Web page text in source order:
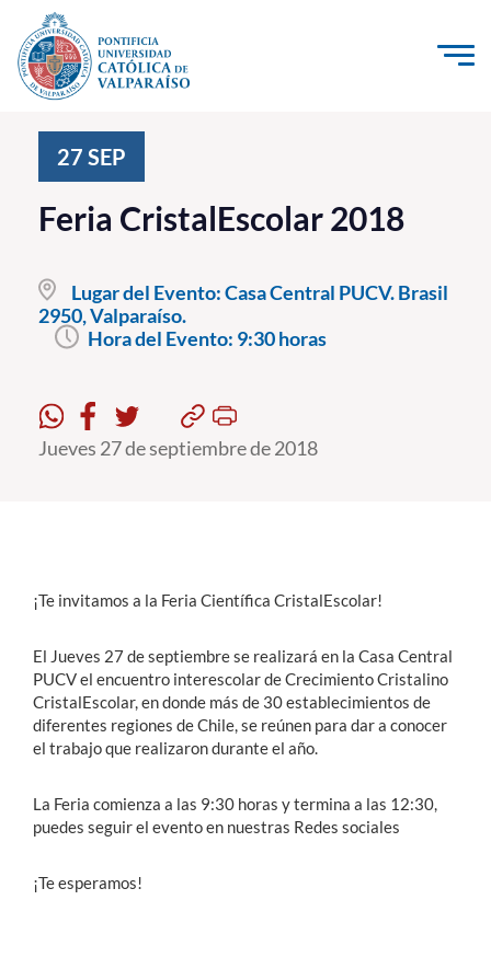
Click acá para ir directamente al contenido
Investigación, Creación e Innovación
PUCV Internacional
Admisión
Postgrado
Académicos
Alumni
English
27 SEP
Feria CristalEscolar 2018
Lugar del Evento:Casa Central PUCV. Brasil
2950, Valparaíso.
Hora del Evento: 9:30 horas
Jueves 27 de septiembre de 2018
¡Te invitamos a la Feria Científica CristalEscolar!
El Jueves 27 de septiembre se realizará en la Casa Central
PUCV el encuentro interescolar de Crecimiento Cristalino
CristalEscolar, en donde más de 30 establecimientos de
diferentes regiones de Chile, se reúnen para dar a conocer
el trabajo que realizaron durante el año.
La Feria comienza a las 9:30 horas y termina a las 12:30,
puedes seguir el evento en nuestras Redes sociales
¡Te esperamos!